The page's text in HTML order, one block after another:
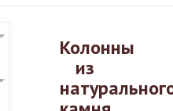
Колонны
из